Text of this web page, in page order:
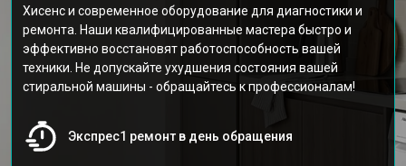
Хисенс и современное оборудование для диагностики и
ремонта. Наши квалифицированные мастера быстро и
эффективно восстановят работоспособность вашей
техники. Не допускайте ухудшения состояния вашей
стиральной машины - обращайтесь к профессионалам!
Экспрес1 ремонт в день обращения